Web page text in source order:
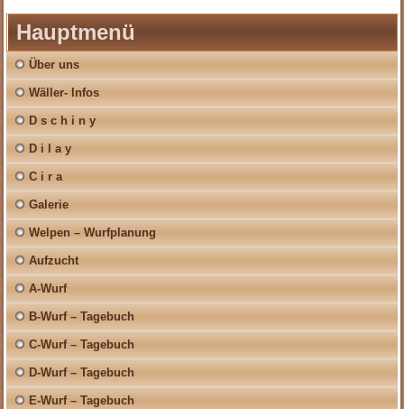
Hauptmenü
Über uns
Wäller- Infos
D s c h i n y
D i l a y
C i r a
Galerie
Welpen – Wurfplanung
Aufzucht
A-Wurf
B-Wurf – Tagebuch
C-Wurf – Tagebuch
D-Wurf – Tagebuch
E-Wurf – Tagebuch